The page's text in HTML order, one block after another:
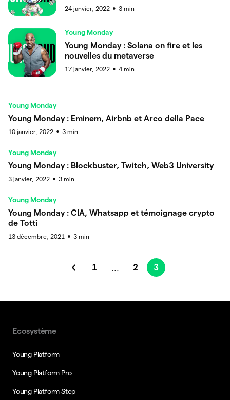
24 janvier, 2022 ● 3 min
Young Monday
Young Monday : Solana on fire et les
nouvelles du metaverse
17 janvier, 2022 ● 4 min
Young Monday
Young Monday : Eminem, Airbnb et Arco della Pace
10 janvier, 2022 ● 3 min
Young Monday
Young Monday : Blockbuster, Twitch, Web3 University
3 janvier, 2022 ● 3 min
Young Monday
Young Monday : CIA, Whatsapp et témoignage crypto
de Totti
13 décembre, 2021 ● 3 min
1 ... 2 3
Ecosystème
Young Platform
Young Platform Pro
Young Platform Step